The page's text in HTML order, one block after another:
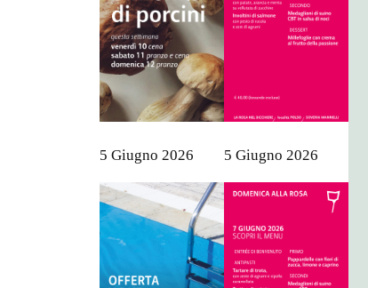
5 Giugno 2026 5 Giugno 2026